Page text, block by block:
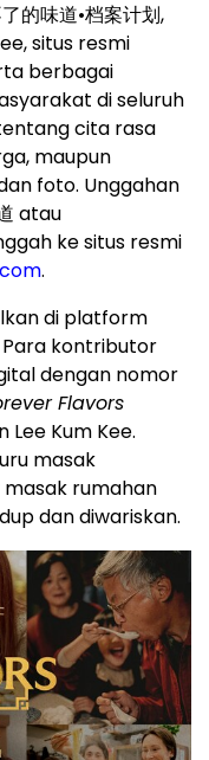
的味道•档案计划,
situs resmi
berbagai
di seluruh
cita rasa
maupun
foto. Unggahan
atau
ke situs resmi
.
di platform
Para kontributor
dengan nomor
Flavors
Lee Kum Kee.
masak
rumahan
dan diwariskan.